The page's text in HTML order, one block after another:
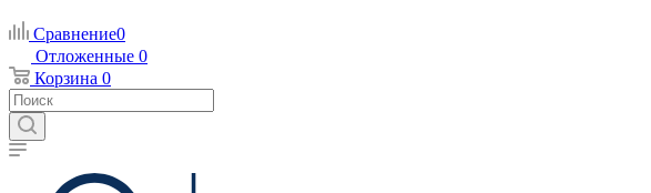
Сравнение0
Отложенные 0
Корзина 0